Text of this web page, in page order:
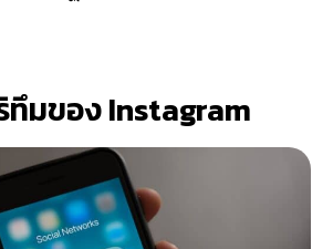
มของ Instagram